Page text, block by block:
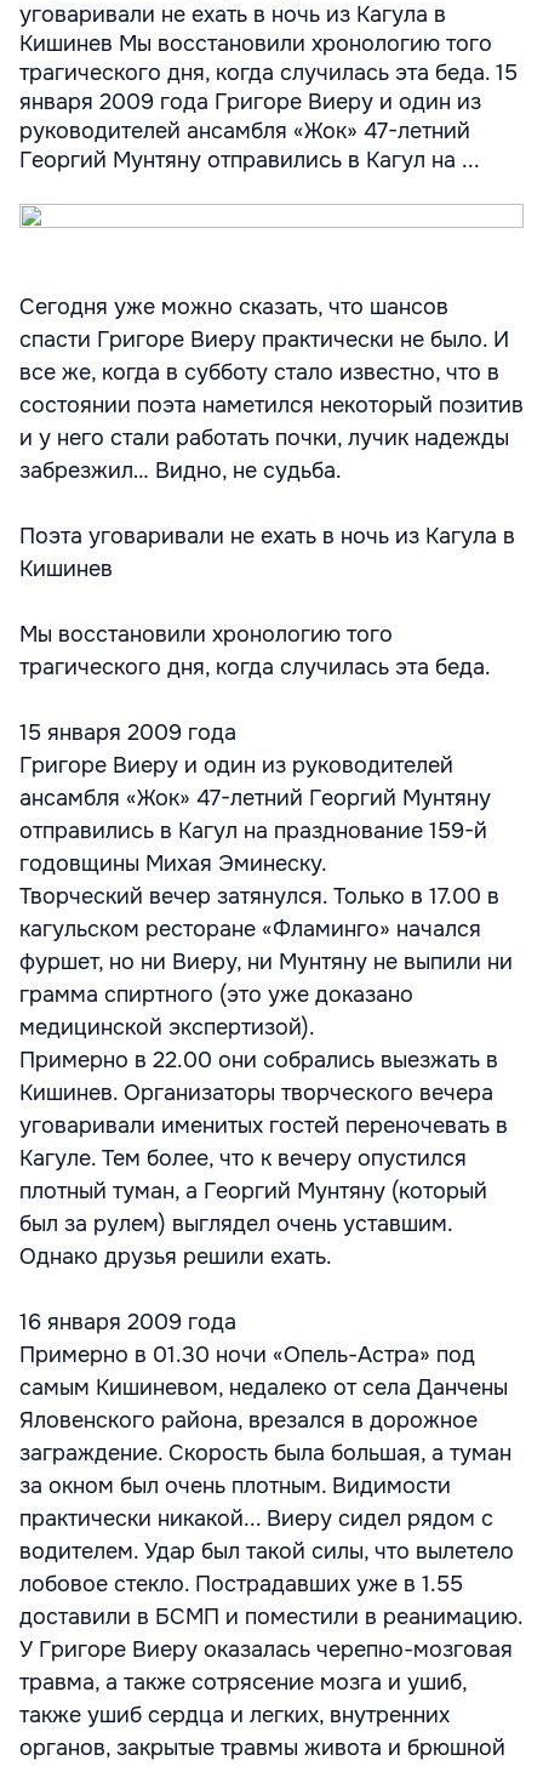
уговаривали не ехать в ночь из Кагула в
Кишинев Мы восстановили хронологию того
трагического дня, когда случилась эта беда. 15
января 2009 года Григоре Виеру и один из
руководителей ансамбля «Жок» 47-летний
Георгий Мунтяну отправились в Кагул на ...
Сегодня уже можно сказать, что шансов
спасти Григоре Виеру практически не было. И
все же, когда в субботу стало известно, что в
состоянии поэта наметился некоторый позитив
и у него стали работать почки, лучик надежды
забрезжил… Видно, не судьба.
Поэта уговаривали не ехать в ночь из Кагула в
Кишинев
Мы восстановили хронологию того
трагического дня, когда случилась эта беда.
15 января 2009 года
Григоре Виеру и один из руководителей
ансамбля «Жок» 47-летний Георгий Мунтяну
отправились в Кагул на празднование 159-й
годовщины Михая Эминеску.
Творческий вечер затянулся. Только в 17.00 в
кагульском ресторане «Фламинго» начался
фуршет, но ни Виеру, ни Мунтяну не выпили ни
грамма спиртного (это уже доказано
медицинской экспертизой).
Примерно в 22.00 они собрались выезжать в
Кишинев. Организаторы творческого вечера
уговаривали именитых гостей переночевать в
Кагуле. Тем более, что к вечеру опустился
плотный туман, а Георгий Мунтяну (который
был за рулем) выглядел очень уставшим.
Однако друзья решили ехать.
16 января 2009 года
Примерно в 01.30 ночи «Опель-Астра» под
самым Кишиневом, недалеко от села Данчены
Яловенского района, врезался в дорожное
заграждение. Скорость была большая, а туман
за окном был очень плотным. Видимости
практически никакой... Виеру сидел рядом с
водителем. Удар был такой силы, что вылетело
лобовое стекло. Пострадавших уже в 1.55
доставили в БСМП и поместили в реанимацию.
У Григоре Виеру оказалась черепно-мозговая
травма, а также сотрясение мозга и ушиб,
также ушиб сердца и легких, внутренних
органов, закрытые травмы живота и брюшной